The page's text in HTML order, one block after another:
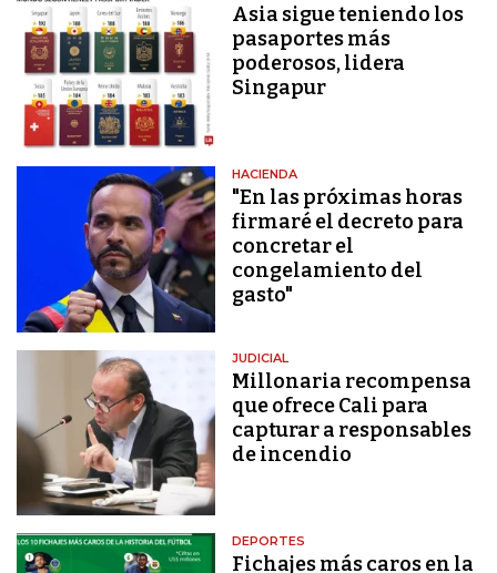
Asia sigue teniendo los
pasaportes más
poderosos, lidera
Singapur
HACIENDA
"En las próximas horas
firmaré el decreto para
concretar el
congelamiento del
gasto"
JUDICIAL
Millonaria recompensa
que ofrece Cali para
capturar a responsables
de incendio
DEPORTES
Fichajes más caros en la